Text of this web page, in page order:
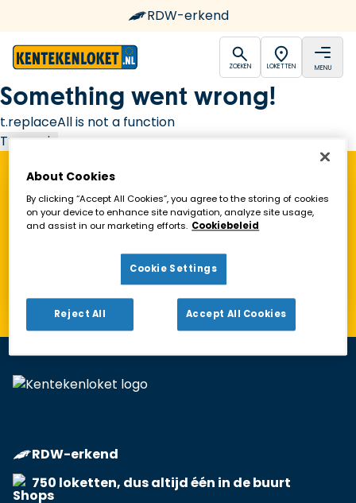
RDW-erkend
open
ZOEKEN LOKETTEN MENU
Something went wrong!
t.replaceAll is not a function
Try again
Vind een Kentekenloket in de buurt!
Toon alleen geopende loketten
RDW-erkend
750 loketten, dus altijd één in de buurt
About Cookies
By clicking “Accept All Cookies”, you agree to the storing of cookies
on your device to enhance site navigation, analyze site usage,
and assist in our marketing efforts. Cookiebeleid
Cookie Settings
Reject All Accept All Cookies